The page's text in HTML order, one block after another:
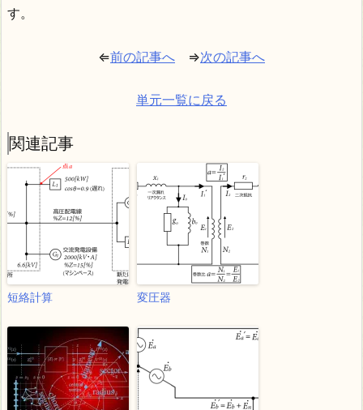
す。
⇐前の記事へ ⇒次の記事へ
単元一覧に戻る
関連記事
短絡計算 変圧器